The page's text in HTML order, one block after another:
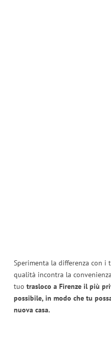
Sperimenta la differenza con i
qualità incontra la
tuo trasloco a Firenze il più
possibile, in modo che tu
nuova casa.